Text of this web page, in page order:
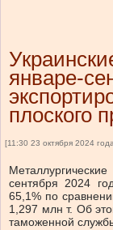
январе-
плоского
[11:30 23 октября 2024
сентября 2024
65,1% по
1,297 млн ​​т. Об
таможенной